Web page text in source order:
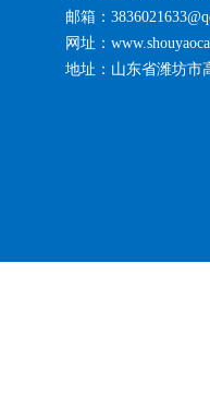
邮箱：
网址：
地址：山东省潍坊市